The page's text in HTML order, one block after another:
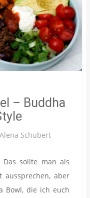
– Buddha
Alena Schubert
sollte man als
aussprechen, aber
Bowl, die ich euch